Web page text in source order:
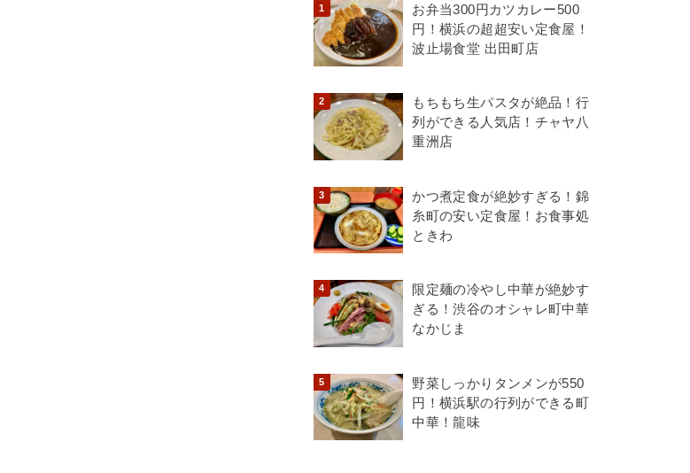
お弁当300円カツカレー500
円！横浜の超超安い定食屋！
波止場食堂 出田町店
もちもち生パスタが絶品！行
列ができる人気店！チャヤ八
重洲店
かつ煮定食が絶妙すぎる！錦
糸町の安い定食屋！お食事処
ときわ
限定麺の冷やし中華が絶妙す
ぎる！渋谷のオシャレ町中華
なかじま
野菜しっかりタンメンが550
円！横浜駅の行列ができる町
中華！龍味